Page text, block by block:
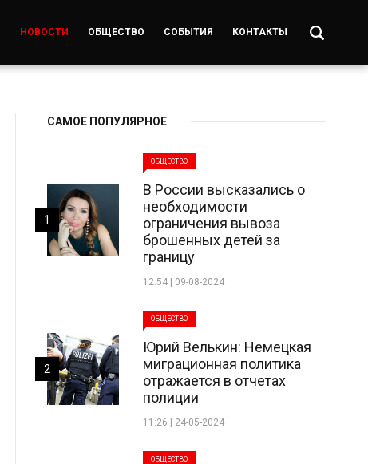
НОВОСТИ ОБЩЕСТВО СОБЫТИЯ КОНТАКТЫ
САМОЕ ПОПУЛЯРНОЕ
ОБЩЕСТВО
В России высказались о
необходимости
ограничения вывоза
брошенных детей за
границу
12:54 | 09-08-2024
1
ОБЩЕСТВО
Юрий Велькин: Немецкая
миграционная политика
отражается в отчетах
полиции
11:26 | 24-05-2024
2
ОБЩЕСТВО